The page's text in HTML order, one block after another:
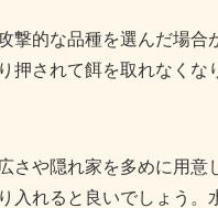
撃的な品種を選んだ場合
押されて餌を取れなくな
さや隠れ家を多めに用意
入れると良いでしょう。